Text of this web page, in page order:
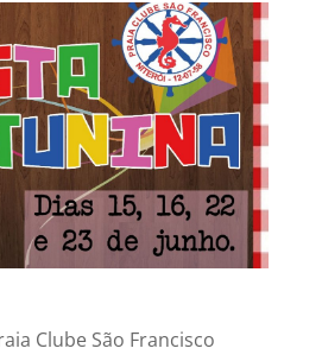
Clube São Francisco